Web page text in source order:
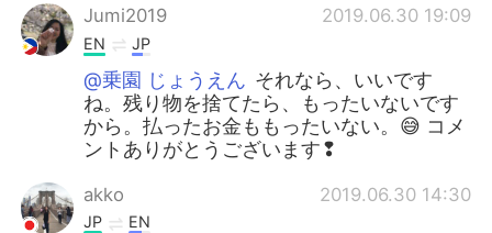
Jumi2019 2019.06.30 19:09
EN JP
@乗園 じょうえん それなら、いいです
ね。残り物を捨てたら、もったいないです
から。払ったお金ももったいない。😅 コメ
ントありがとうございます❢
akko 2019.06.30 14:30
JP EN